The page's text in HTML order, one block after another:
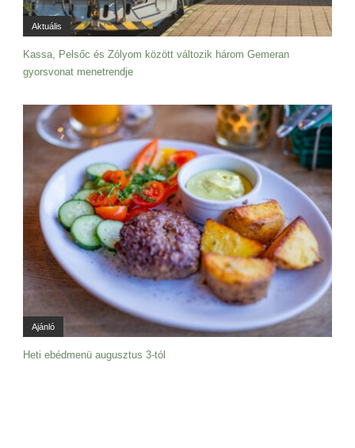
Aktuális
Kassa, Pelsőc és Zólyom között változik három Gemeran
gyorsvonat menetrendje
Ajánló
Heti ebédmenü augusztus 3-tól